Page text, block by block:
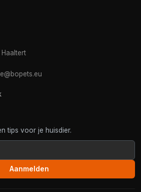
tips voor je huisdier.
Aanmelden